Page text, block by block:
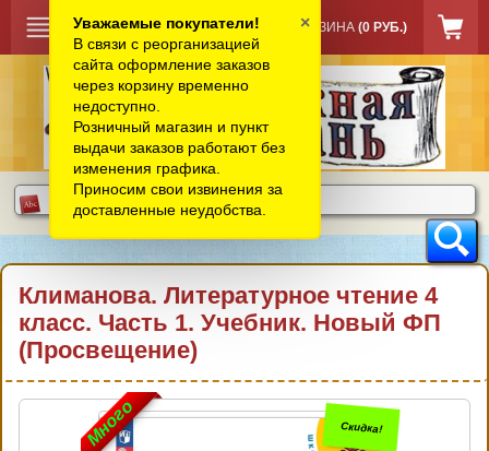
КОРЗИНА (0 РУБ.)
Климанова. Литературное чтение 4
класс. Часть 1. Учебник. Новый ФП
(Просвещение)
Много Скидка!
Уважаемые покупатели!
В связи с реорганизацией
сайта оформление заказов
через корзину временно
недоступно.
Розничный магазин и пункт
выдачи заказов работают без
изменения графика.
Приносим свои извинения за
доставленные неудобства.
×